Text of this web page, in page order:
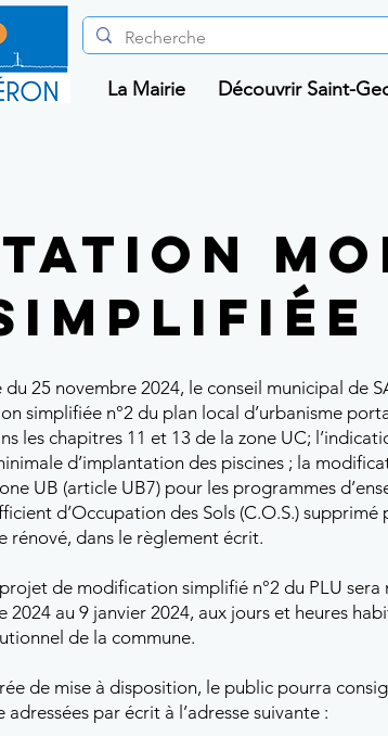
La Mairie Découvrir Saint-
25 novembre 2024, le conseil municipal de
simplifiée n°2 du plan local d’urbanisme
les chapitres 11 et 13 de la zone UC;
d’implantation des piscines ; la
UB (article UB7) pour les programmes
d’Occupation des Sols (C.O.S.)
rénové, dans le règlement écrit.
de modification simplifié n°2 du PLU
2024 au 9 janvier 2024, aux jours et heures
de la commune.
de mise à disposition, le public pourra
par écrit à l’adresse suivante :